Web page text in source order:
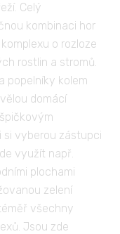
Celý
kombinaci hor
o rozloze
rostlin a stromů.
popelníky kolem
domácí
si vyberou zástupci
využít např.
plochami
zelení
všechny
Jsou zde